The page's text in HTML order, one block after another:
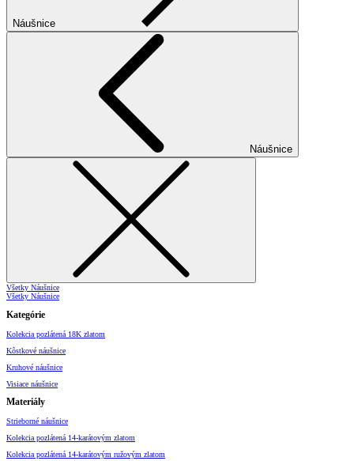
Náušnice
Náušnice
Všetky Náušnice
Všetky Náušnice
Kategórie
Kolekcia pozlátená 18K zlatom
Kôstkové náušnice
Kruhové náušnice
Visiace náušnice
Materiály
Strieborné náušnice
Kolekcia pozlátená 14-karátovým zlatom
Kolekcia pozlátená 14-karátovým ružovým zlatom